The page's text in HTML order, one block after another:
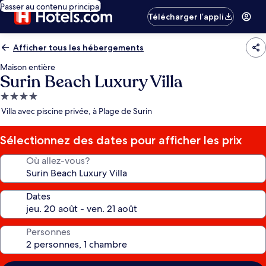
Passer au contenu principal
Télécharger l’appli
Afficher tous les hébergements
Maison entière
Surin Beach Luxury Villa
Hébergement
4.0 étoiles
Villa avec piscine privée, à Plage de Surin
Sélectionnez des dates pour afficher les prix
Où allez-vous?
Dates
Personnes